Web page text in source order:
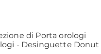
di Porta orologi
- Desinguette Donut